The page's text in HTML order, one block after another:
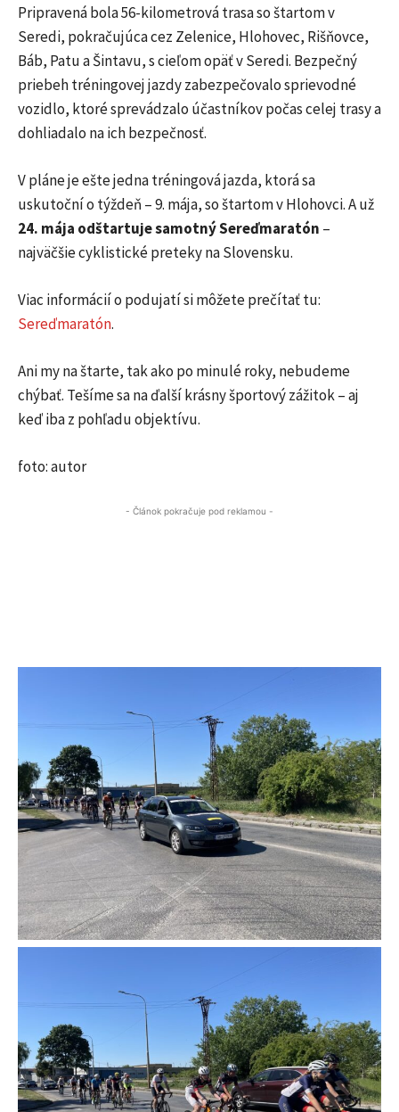
Pripravená bola 56-kilometrová trasa so štartom v
Seredi, pokračujúca cez Zelenice, Hlohovec, Rišňovce,
Báb, Patu a Šintavu, s cieľom opäť v Seredi. Bezpečný
priebeh tréningovej jazdy zabezpečovalo sprievodné
vozidlo, ktoré sprevádzalo účastníkov počas celej trasy a
dohliadalo na ich bezpečnosť.
V pláne je ešte jedna tréningová jazda, ktorá sa
uskutoční o týždeň – 9. mája, so štartom v Hlohovci. A už
24. mája odštartuje samotný Sereďmaratón –
najväčšie cyklistické preteky na Slovensku.
Viac informácií o podujatí si môžete prečítať tu:
Sereďmaratón.
Ani my na štarte, tak ako po minulé roky, nebudeme
chýbať. Tešíme sa na ďalší krásny športový zážitok – aj
keď iba z pohľadu objektívu.
foto: autor
- Článok pokračuje pod reklamou -